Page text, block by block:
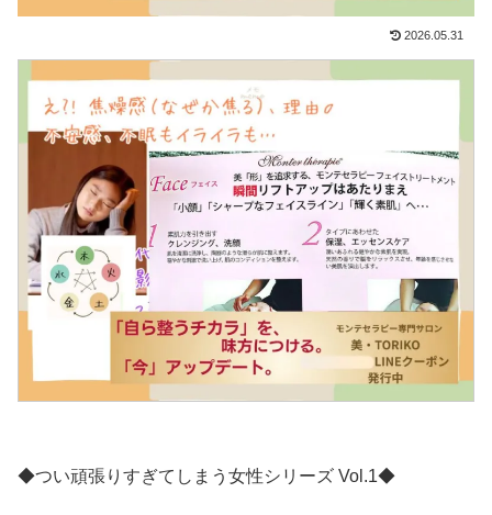
2026.05.31
◆つい頑張りすぎてしまう女性シリーズ Vol.1◆